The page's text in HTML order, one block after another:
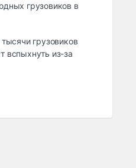
грузовиков в
грузовиков
вспыхнуть из-за